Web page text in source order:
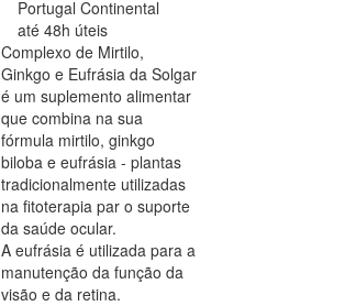
Portugal Continental
até 48h úteis
Complexo de Mirtilo,
Ginkgo e Eufrásia da Solgar
é um suplemento alimentar
que combina na sua
fórmula mirtilo, ginkgo
biloba e eufrásia - plantas
tradicionalmente utilizadas
na fitoterapia par o suporte
da saúde ocular.
A eufrásia é utilizada para a
manutenção da função da
visão e da retina.